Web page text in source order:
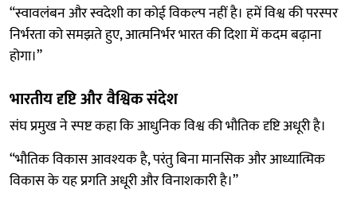
“स्वावलंबन और स्वदेशी का कोई विकल्प नहीं है। हमें विश्व की परस्पर
निर्भरता को समझते हुए, आत्मनिर्भर भारत की दिशा में कदम बढ़ाना
होगा।”
भारतीय दृष्टि और वैश्विक संदेश
संघ प्रमुख ने स्पष्ट कहा कि आधुनिक विश्व की भौतिक दृष्टि अधूरी है।
“भौतिक विकास आवश्यक है, परंतु बिना मानसिक और आध्यात्मिक
विकास के यह प्रगति अधूरी और विनाशकारी है।”